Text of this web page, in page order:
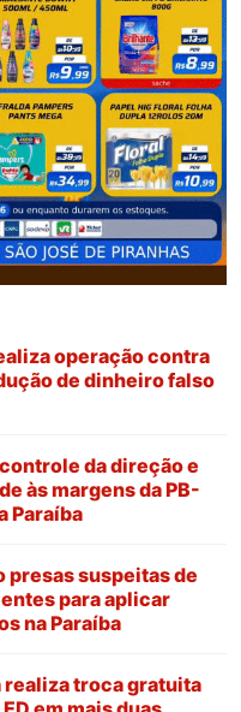
operação contra
de dinheiro falso
da direção e
às margens da PB-
Paraíba
presas suspeitas de
para aplicar
na Paraíba
realiza troca gratuita